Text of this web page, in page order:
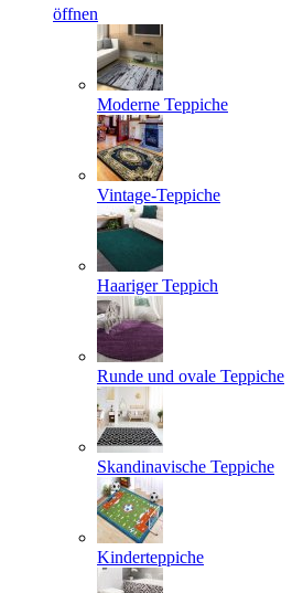
öffnen
Moderne Teppiche
Vintage-Teppiche
Haariger Teppich
Runde und ovale Teppiche
Skandinavische Teppiche
Kinderteppiche